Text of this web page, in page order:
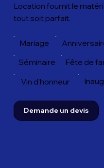
Location fournit le
tout soit parfait.
Mariage
Séminaire
Fête de
Vin d'honneur
Demande un devis